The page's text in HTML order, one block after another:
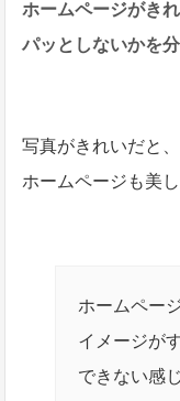
ホームページがき
パッと しないかを
写真がきれいだと、
ホームページも美
ホームペー
イメージが
できない感